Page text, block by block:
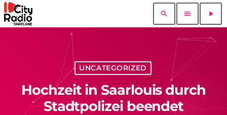
search menu play_arrow
UNCATEGORIZED
Hochzeit in Saarlouis durch
Stadtpolizei beendet